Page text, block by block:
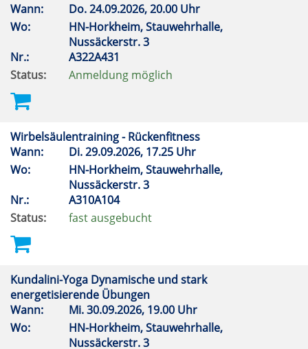
Wann:
Do.24.09.2026, 20.00 Uhr
Wo:
HN-Horkheim, Stauwehrhalle,
Nussäckerstr. 3
Nr.:
A322A431
Status:
Anmeldung möglich
Wirbelsäulentraining - Rückenfitness
Wann:
Di.29.09.2026, 17.25 Uhr
Wo:
HN-Horkheim, Stauwehrhalle,
Nussäckerstr. 3
Nr.:
A310A104
Status:
fast ausgebucht
Kundalini-Yoga Dynamische und stark
energetisierende Übungen
Wann:
Mi.30.09.2026, 19.00 Uhr
Wo:
HN-Horkheim, Stauwehrhalle,
Nussäckerstr. 3